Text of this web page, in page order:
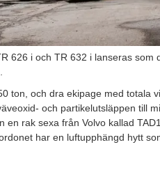
626 i och TR 632 i lanseras som
ton, och dra ekipage med totala
och partikelutsläppen till
en rak sexa från Volvo kallad
har en luftupphängd hytt